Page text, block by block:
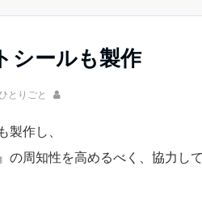
シールも製作
とりごと
作し、
の周知性を高めるべく、協力し